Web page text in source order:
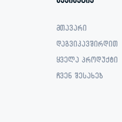
მთავარი
დაგვიკავშირდით
ყველა პროდუქტი
ჩვენ შესახებ